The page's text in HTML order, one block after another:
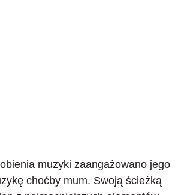
muzyki zaangażowano jego
choćby mum. Swoją ścieżką